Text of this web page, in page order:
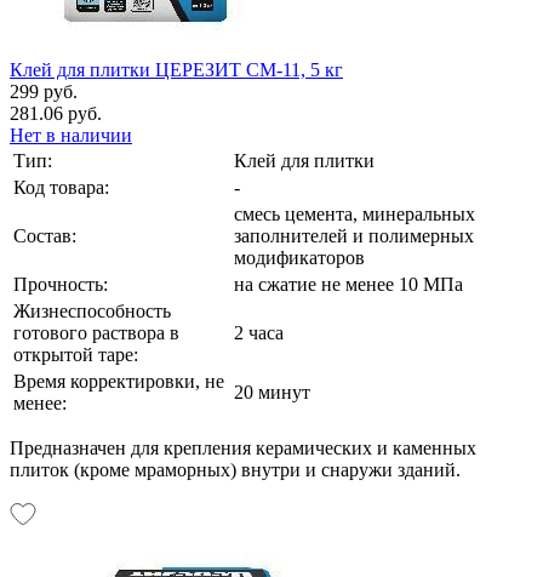
Клей для плитки ЦЕРЕЗИТ СМ-11, 5 кг
299 руб.
281.06 руб.
Нет в наличии
Тип:
Клей для плитки
Код товара:
-
Состав:
смесь цемента, минеральных
заполнителей и полимерных
модификаторов
Прочность:
на сжатие не менее 10 МПа
Жизнеспособность
готового раствора в
открытой таре:
2 часа
Время корректировки, не
менее:
20 минут
Предназначен для крепления керамических и каменных
плиток (кроме мраморных) внутри и снаружи зданий.